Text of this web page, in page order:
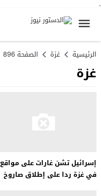
.
الرئيسية غزة الصفحة 896
غزة
إسرائيل تشن غارات على مواقع
في غزة ردا على إطلاق صاروخ